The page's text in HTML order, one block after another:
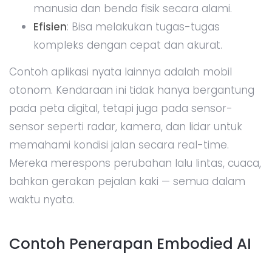
manusia dan benda fisik secara alami.
Efisien: Bisa melakukan tugas-tugas
kompleks dengan cepat dan akurat.
Contoh aplikasi nyata lainnya adalah mobil
otonom. Kendaraan ini tidak hanya bergantung
pada peta digital, tetapi juga pada sensor-
sensor seperti radar, kamera, dan lidar untuk
memahami kondisi jalan secara real-time.
Mereka merespons perubahan lalu lintas, cuaca,
bahkan gerakan pejalan kaki — semua dalam
waktu nyata.
Contoh Penerapan Embodied AI